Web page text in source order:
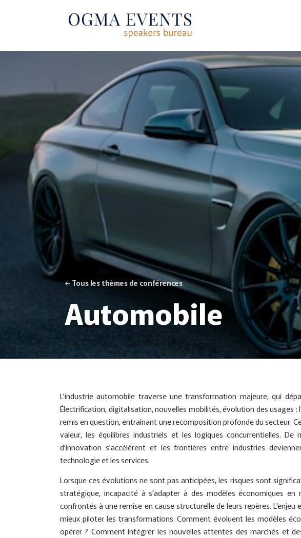
← Tous les thèmes de conférences
Automobile
L'industrie automobile traverse une transformation majeure, qui
Électrification, digitalisation, nouvelles mobilités, évolution des usages
remis en question, entraînant une recomposition profonde du secteur.
valeur, les équilibres industriels et les logiques concurrentielles. De
d'innovation s'accélèrent et les frontières entre industries
technologie et les services.
Lorsque ces évolutions ne sont pas anticipées, les risques sont
stratégique, incapacité à s'adapter à des modèles économiques
confrontés à une remise en cause structurelle de leurs repères.
mieux piloter les transformations. Comment évoluent les modèles
opérer ? Comment intégrer les nouvelles attentes des marchés et